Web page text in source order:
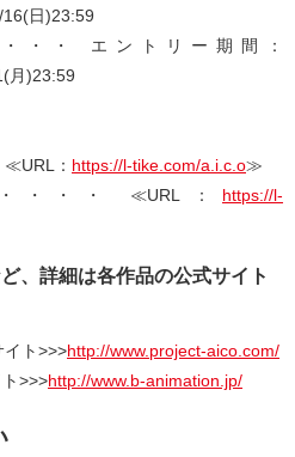
日)23:59
・・・ エントリー期間：
月)23:59
≪URL： https://l-tike.com/a.i.c.o≫
・・・・ ≪URL： https://l-
、詳細は各作品の公式サイト
イト>>>http://www.project-aico.com/
>>>http://www.b-animation.jp/